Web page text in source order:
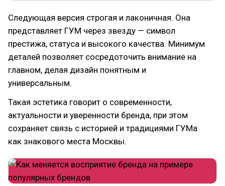
Следующая версия строгая и лаконичная. Она
представляет ГУМ через звезду — символ
престижа, статуса и высокого качества. Минимум
деталей позволяет сосредоточить внимание на
главном, делая дизайн понятным и
универсальным.
Такая эстетика говорит о современности,
актуальности и уверенности бренда, при этом
сохраняет связь с историей и традициями ГУМа
как знакового места Москвы.